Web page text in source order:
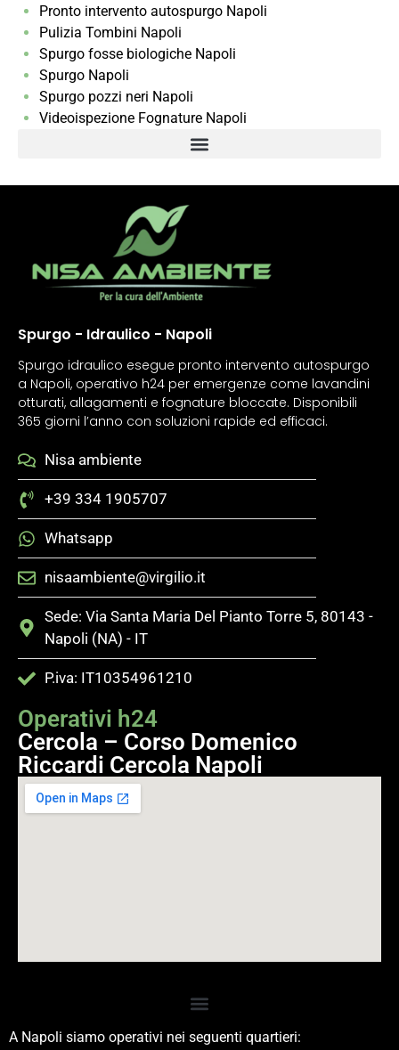
Pronto intervento autospurgo Napoli
Pulizia Tombini Napoli
Spurgo fosse biologiche Napoli
Spurgo Napoli
Spurgo pozzi neri Napoli
Videoispezione Fognature Napoli
Spurgo - Idraulico - Napoli
Spurgo idraulico esegue pronto intervento autospurgo
a Napoli, operativo h24 per emergenze come lavandini
otturati, allagamenti e fognature bloccate. Disponibili
365 giorni l’anno con soluzioni rapide ed efficaci.
Nisa ambiente
+39 334 1905707
Whatsapp
nisaambiente@virgilio.it
Sede: Via Santa Maria Del Pianto Torre 5, 80143 -
Napoli (NA) - IT
P.iva: IT10354961210
Operativi h24
Cercola – Corso Domenico
Riccardi Cercola Napoli
A Napoli siamo operativi nei seguenti quartieri: